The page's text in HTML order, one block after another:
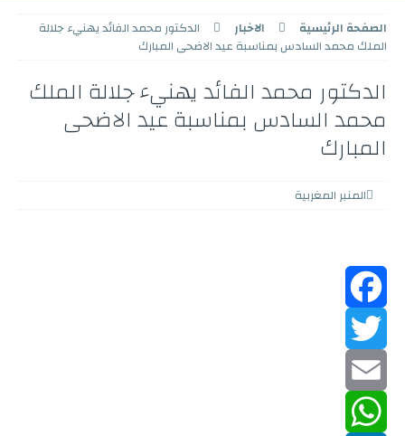
الصفحة الرئيسية الاخبار
الدكتور محمد الفائد يهنيء جلالة
الملك محمد السادس بمناسبة عيد الاضحى المبارك
الدكتور محمد الفائد يهنيء جلالة الملك
محمد السادس بمناسبة عيد الاضحى
المبارك
المنبر المغربية
a
c
T
wE